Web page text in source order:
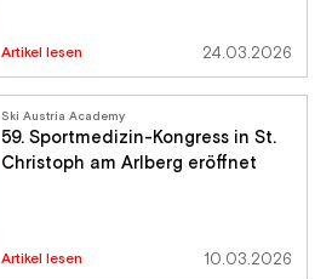
Artikel lesen 24.03.2026
Ski Austria Academy
59. Sportmedizin-Kongress in St.
Christoph am Arlberg eröffnet
Artikel lesen 10.03.2026